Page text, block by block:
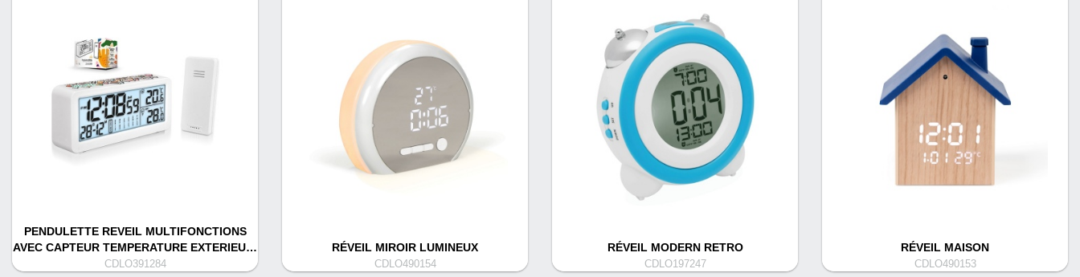
PENDULETTE REVEIL MULTIFONCTIONS
AVEC CAPTEUR TEMPERATURE EXTERIEU…
CDLO391284
RÉVEIL MIROIR LUMINEUX
CDLO490154
RÉVEIL MODERN RETRO
CDLO197247
RÉVEIL MAISON
CDLO490153